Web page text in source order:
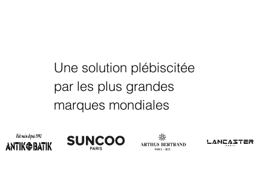
Une solution plébiscitée
par les plus grandes
marques mondiales